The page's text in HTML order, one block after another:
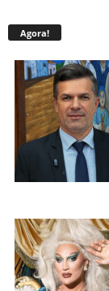
Agora!